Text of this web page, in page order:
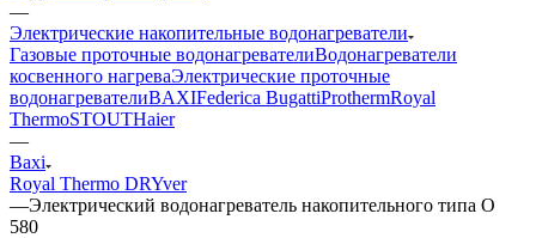
—
Электрические накопительные водонагреватели
Газовые проточные водонагревателиВодонагреватели
косвенного нагреваЭлектрические проточные
водонагревателиBAXIFederica BugattiProthermRoyal
ThermoSTOUTHaier
—
Baxi
Royal Thermo DRYver
—Электрический водонагреватель накопительного типа O
580